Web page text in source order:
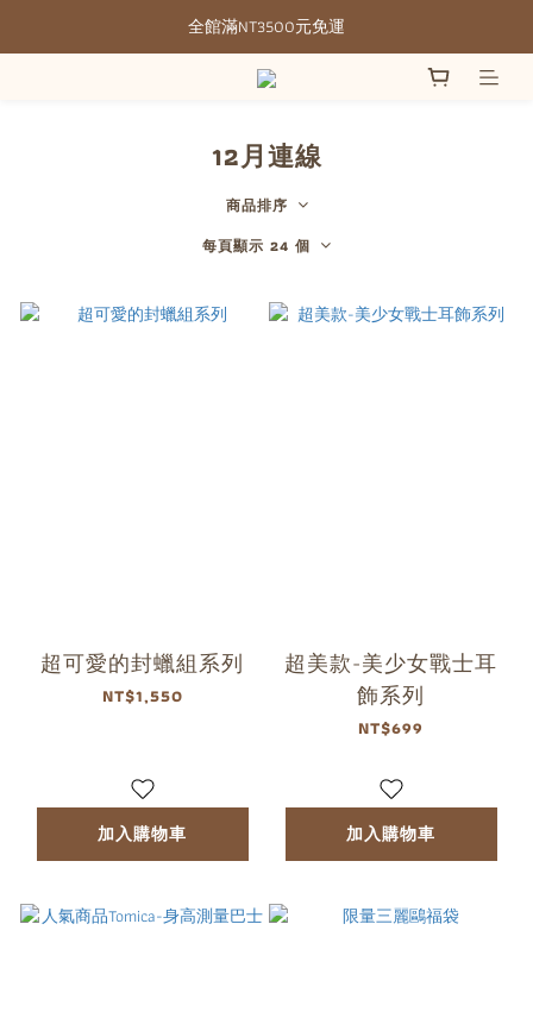
全館滿NT3500元免運
全館滿NT3500元免運
部分現貨＋預購20-30天不含假日
12月連線
商品排序
每頁顯示 24 個
超可愛的封蠟組系列
NT$1,550
加入購物車
超美款-美少女戰士耳
飾系列
NT$699
加入購物車